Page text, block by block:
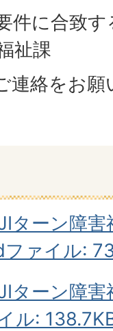
件に合致
祉課
連絡をお願
ターン障
ァイル:
ターン障
ル: